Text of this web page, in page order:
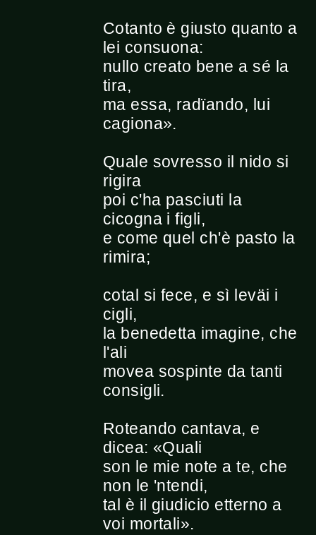
Cotanto è giusto quanto a
lei consuona:
nullo creato bene a sé la
tira,
ma essa, radïando, lui
cagiona».
Quale sovresso il nido si
rigira
poi c'ha pasciuti la
cicogna i figli,
e come quel ch'è pasto la
rimira;
cotal si fece, e sì leväi i
cigli,
la benedetta imagine, che
l'ali
movea sospinte da tanti
consigli.
Roteando cantava, e
dicea: «Quali
son le mie note a te, che
non le 'ntendi,
tal è il giudicio etterno a
voi mortali».